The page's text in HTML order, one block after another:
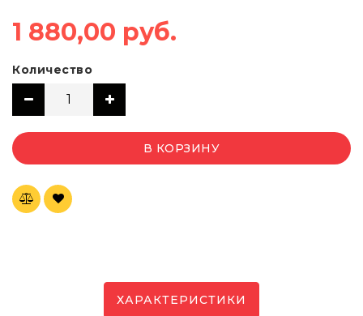
1 880,00 руб.
Количество
В КОРЗИНУ
ХАРАКТЕРИСТИКИ